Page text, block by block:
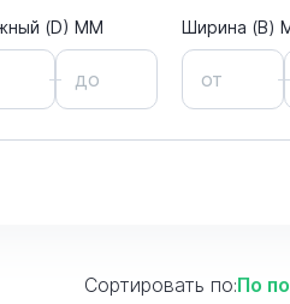
(D) ММ Ширина (B)
Сортировать по:По